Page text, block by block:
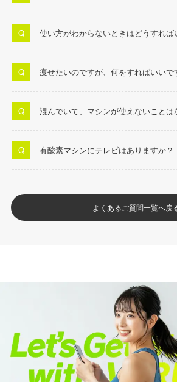
使い方がわからないときはどうすれば
痩せたいのですが、何をすればいいで
混んでいて、マシンが使えないことは
有酸素マシンにテレビはありますか？
よくあるご質問一覧へ戻